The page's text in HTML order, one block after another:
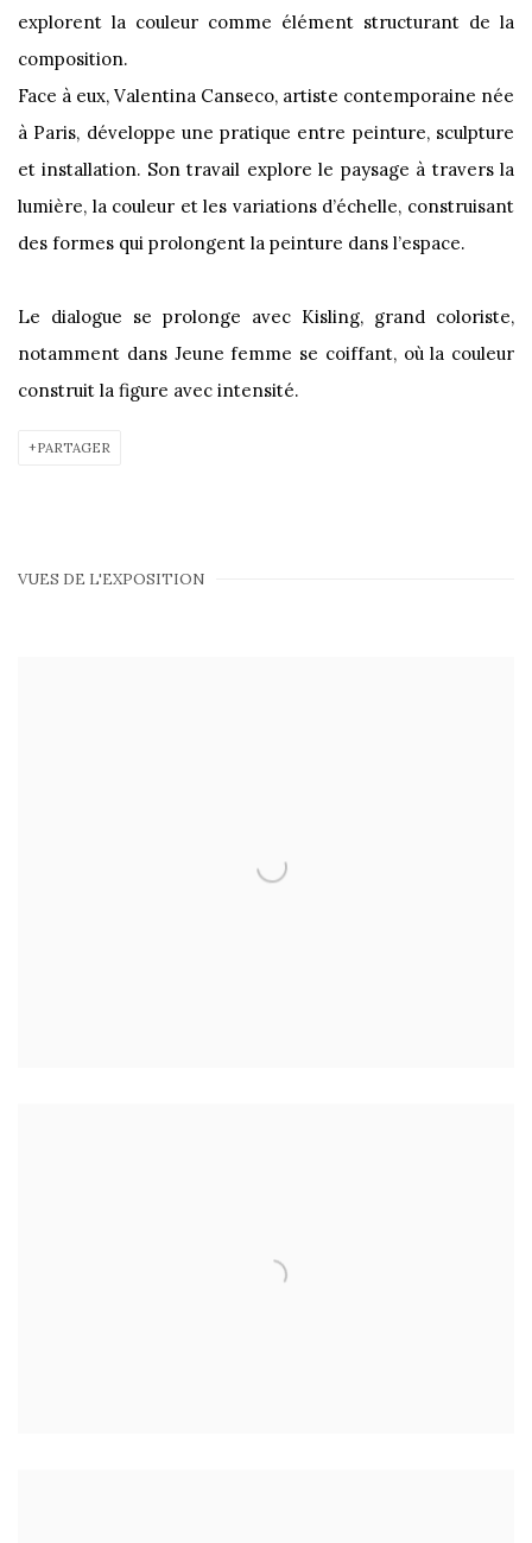
explorent la couleur comme élément structurant de la
composition.
Face à eux, Valentina Canseco, artiste contemporaine née
à Paris, développe une pratique entre peinture, sculpture
et installation. Son travail explore le paysage à travers la
lumière, la couleur et les variations d’échelle, construisant
des formes qui prolongent la peinture dans l’espace.
Le dialogue se prolonge avec Kisling, grand coloriste,
notamment dans Jeune femme se coiffant, où la couleur
construit la figure avec intensité.
PARTAGER
VUES DE L'EXPOSITION